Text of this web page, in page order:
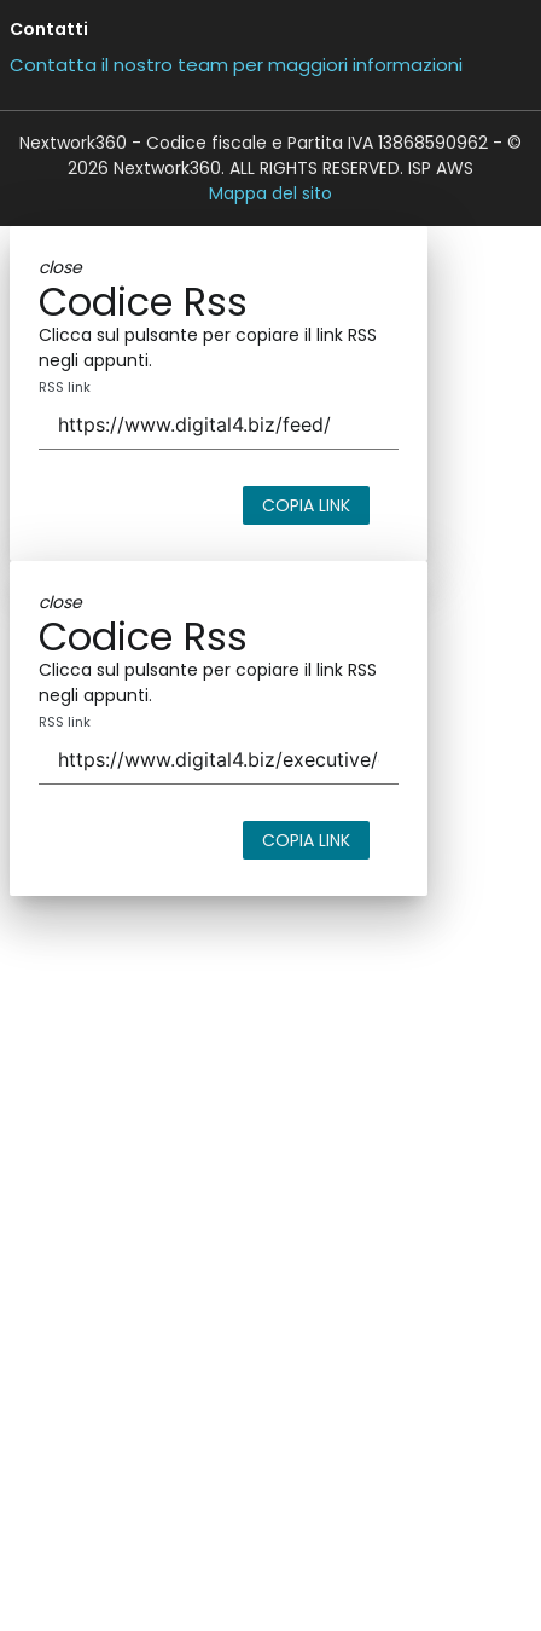
Contatti
Contatta il nostro team per maggiori informazioni
Nextwork360 - Codice fiscale e Partita IVA 13868590962 - ©
2026 Nextwork360. ALL RIGHTS RESERVED. ISP AWS
Mappa del sito
close
Codice Rss
Clicca sul pulsante per copiare il link RSS
negli appunti.
RSS link
COPIA LINK
close
Codice Rss
Clicca sul pulsante per copiare il link RSS
negli appunti.
RSS link
COPIA LINK